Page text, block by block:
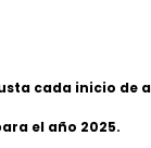
cada inicio de
el año 2025.